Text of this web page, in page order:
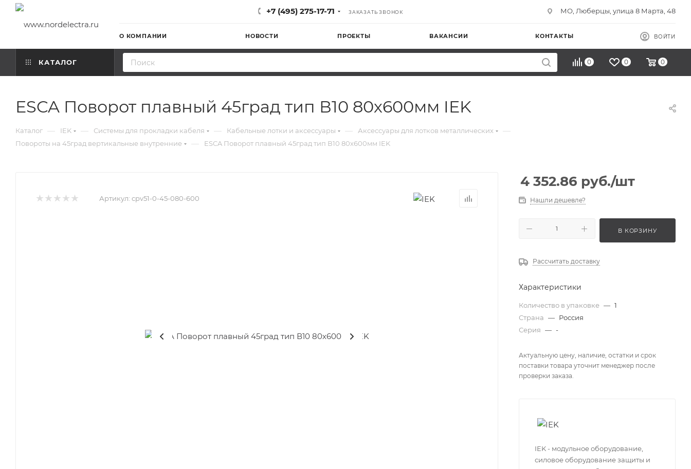
+7 (495) 275-17-71 ЗАКАЗАТЬ ЗВОНОК МО, Люберцы, улица 8 Марта, 48
О КОМПАНИИ НОВОСТИ ПРОЕКТЫ ВАКАНСИИ КОНТАКТЫ ВОЙТИ
КАТАЛОГ 0 0 0
ESCA Поворот плавный 45град тип В10 80х600мм IEK
Каталог — IEK — Системы для прокладки кабеля — Кабельные лотки и аксессуары — Аксессуары для лотков металлических —
Повороты на 45град вертикальные внутренние — ESCA Поворот плавный 45град тип В10 80х600мм IEK
Артикул: cpv51-0-45-080-600
4 352.86 руб./шт
Нашли дешевле?
В КОРЗИНУ
Рассчитать доставку
Характеристики
Количество в упаковке — 1
Страна — Россия
Серия — -
Актуальную цену, наличие, остатки и срок
поставки товара уточнит менеджер после
проверки заказа.
IEK - модульное оборудование,
силовое оборудование защиты и